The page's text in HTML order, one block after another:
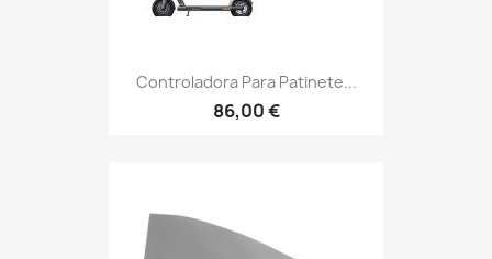
Controladora Para Patinete...
86,00 €